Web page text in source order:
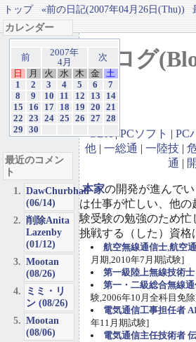
トップ «前の日記(2007年04月26日(Thu))
ブログ
GBA|PCソフト | PC
他 | 一総通 | 一陸技 |
通 |
本家の開発が進んで
は仕事が忙しい、他
験受験の勉強のため忙
挑戦する（した）資格
航空無線通信士,航空
月期,2010年7月期試験]
第一級陸上無線技術士
第一・二級総合無線
験,2006年10月全科目免
電気通信工事担任者
年11月期試験]
電気通信主任技術者
カレンダー
前
2007年
4月
次
日
月 火 水 木 金
土
1
2 3 4 5 6
7
8
9 10 11 12 13
14
15
16 17 18 19 20
21
22
23 24 25 26 27 28
29
30
最近のコメン
ト
DawChurbhab
(06/14)
削除Anita
Lazenby
(01/12)
Mootan
(08/26)
ミミ・リ
ン (08/26)
Mootan
(08/06)